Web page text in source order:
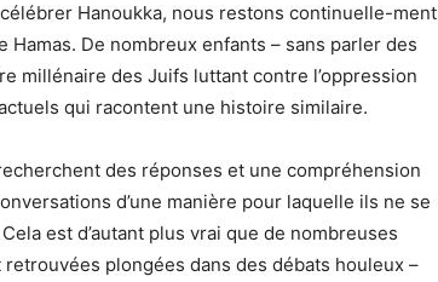
Hanoukka, nous restons continuelle-ment
De nombreux enfants – sans parler des
millénaire des Juifs luttant contre l’oppression
qui racontent une histoire similaire.
des réponses et une compréhension
d’une manière pour laquelle ils ne se
est d’autant plus vrai que de nombreuses
plongées dans des débats houleux –